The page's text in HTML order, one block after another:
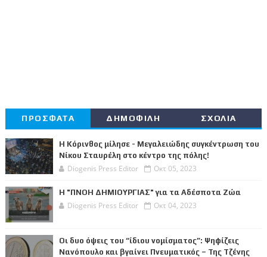
ΠΡΟΣΦΑΤΑ ΔΗΜΟΦΙΛΗ ΣΧΟΛΙΑ
Η Κόρινθος μίλησε - Μεγαλειώδης συγκέντρωση του
Νίκου Σταυρέλη στο κέντρο της πόλης!
Diogenis Press Editor Οκτ 05, 2023
Η "ΠΝΟΗ ΔΗΜΙΟΥΡΓΙΑΣ" για τα Αδέσποτα Ζώα
Diogenis Press Editor Οκτ 04, 2023
Οι δυο όψεις του “ίδιου νομίσματος”: Ψηφίζεις
Νανόπουλο και βγαίνει Πνευματικός – Της Τζένης